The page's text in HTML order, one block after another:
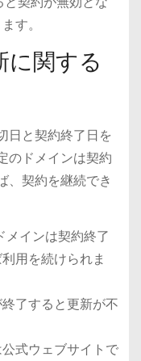
す。
に関する
日と契約終了日を
のドメインは契約
、契約を継続でき
インは契約終了
用を続けられま
了すると更新が不
式ウェブサイトで